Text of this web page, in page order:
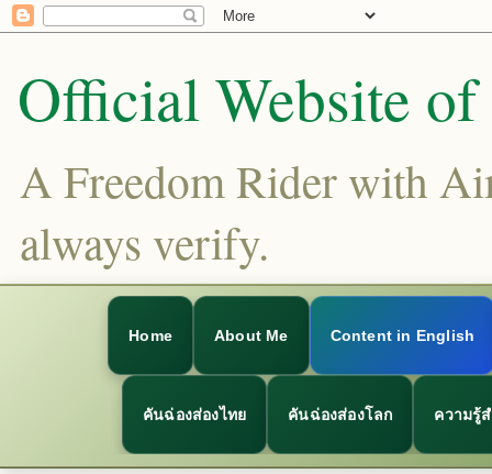
Official Website
A Freedom Rider with
always verify.
Home About Me Content in English
คันฉ่องส่องไทย คันฉ่องส่องโลก ความรู้